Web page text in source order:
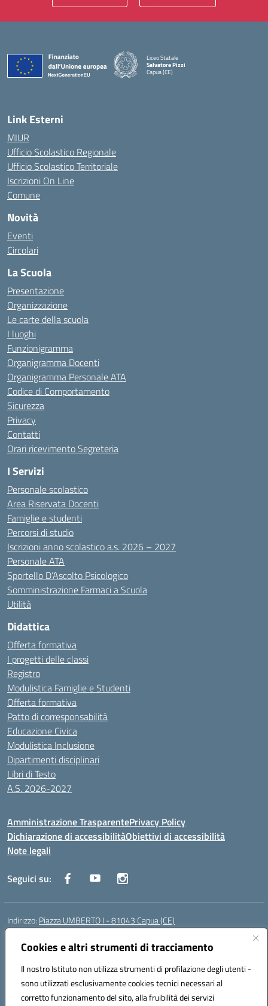
Cookies e altri strumenti di tracciamento
Il nostro Istituto non utilizza strumenti di profilazione degli utenti -
sono utilizzati esclusivamente cookies tecnici necessari al
corretto funzionamento del sito, alla fruibilità dei servizi
Liceo Statale
Salvatore Pizzi
Capua (CE)
— Visita la pagina iniziale della scuola
Link Esterni
MIUR
Ufficio Scolastico Regionale
Ufficio Scolastico Territoriale
Iscrizioni On Line
Comune
Novità
Eventi
Circolari
La Scuola
Presentazione
Organizzazione
Le carte della scuola
I luoghi
Funzionigramma
Organigramma Docenti
Organigramma Personale ATA
Codice di Comportamento
Sicurezza
Privacy
Contatti
Orari ricevimento Segreteria
I Servizi
Personale scolastico
Area Riservata Docenti
Famiglie e studenti
Percorsi di studio
Iscrizioni anno scolastico a.s. 2026 – 2027
Personale ATA
Sportello D’Ascolto Psicologico
Somministrazione Farmaci a Scuola
Utilità
Didattica
Offerta formativa
I progetti delle classi
Registro
Modulistica Famiglie e Studenti
Offerta formativa
Patto di corresponsabilità
Educazione Civica
Modulistica Inclusione
Dipartimenti disciplinari
Libri di Testo
A.S. 2026-2027
Amministrazione TrasparentePrivacy Policy
Dichiarazione di accessibilitàObiettivi di accessibilità
Note legali
Seguici su:
Indirizzo: Piazza UMBERTO I - 81043 Capua (CE)
Centralino:
Posta elettronica certificata (PEC):cepm03000d@pec.istruzione.it
Codice fiscale: 93034560610
Codice meccanografico:CEPM03000D
Codice Indice delle Pubbliche Amministrazioni (IPA): istsc_cepm03000d